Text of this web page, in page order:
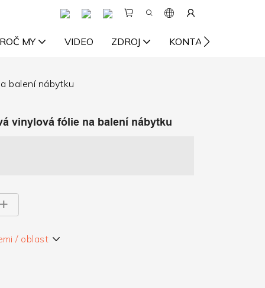
MY VIDEO ZDROJ KONTAKTUJTE NÁS
balení nábytku
vinylová fólie na balení nábytku
/ oblast